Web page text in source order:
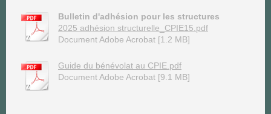
Bulletin d'adhésion pour les structures
2025 adhésion structurelle_CPIE15.pdf
Document Adobe Acrobat [1.2 MB]
Guide du bénévolat au CPIE.pdf
Document Adobe Acrobat [9.1 MB]